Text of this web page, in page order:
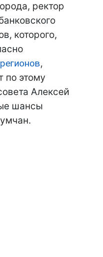
ректор
которого,
,
по этому
Алексей
шансы